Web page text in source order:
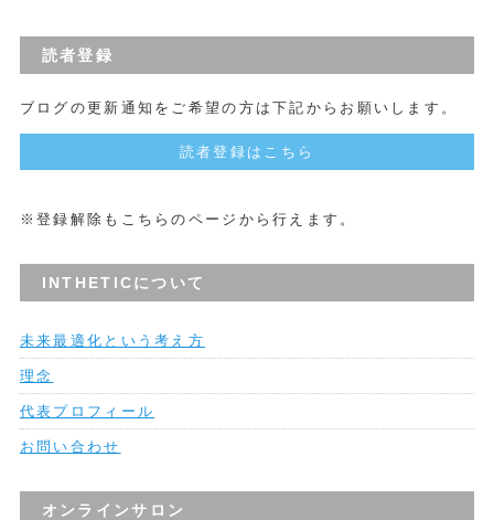
読者登録
ブログの更新通知をご希望の方は下記からお願いします。
読者登録はこちら
※登録解除もこちらのページから行えます。
INTHETICについて
未来最適化という考え方
理念
代表プロフィール
お問い合わせ
オンラインサロン